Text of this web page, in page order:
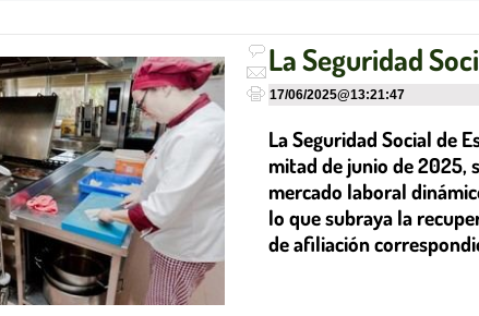
La Seguridad
17/06/2025@13:21:47
La Seguridad Social de
mitad de junio de 2025,
mercado laboral
lo que subraya la
de afiliación